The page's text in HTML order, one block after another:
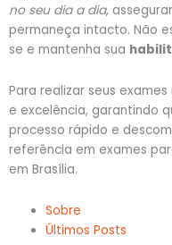
no seu dia a dia,
permaneça intacto. Não
se e mantenha sua
Para realizar seus
e excelência, garantindo
processo rápido e
referência em exames
em Brasília.
Sobre
Últimos Posts